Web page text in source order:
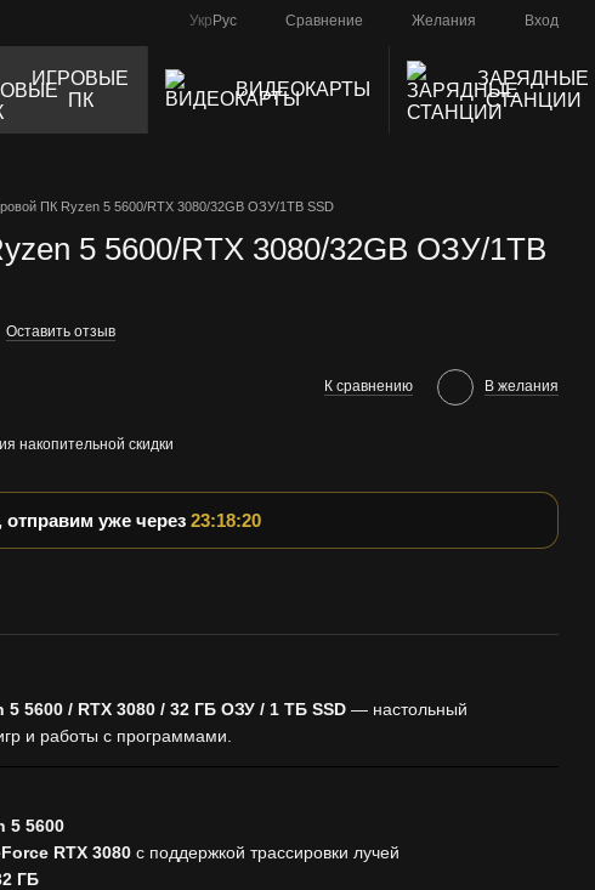
Укр Рус Сравнение Желания Вход
ИГРОВЫЕ
ПК
ВИДЕОКАРТЫ
ЗАРЯДНЫЕ
СТАНЦИИ
ПК Ryzen 5 5600/RTX 3080/32GB ОЗУ/1TB SSD
5 5600/RTX 3080/32GB ОЗУ/1TB
Оставить отзыв
К сравнению В желания
накопительной скидки
уже через 23:18:20
5600 / RTX 3080 / 32 ГБ ОЗУ / 1 ТБ SSD — настольный
и работы с программами.
5 5600
RTX 3080 с поддержкой трассировки лучей
ГБ